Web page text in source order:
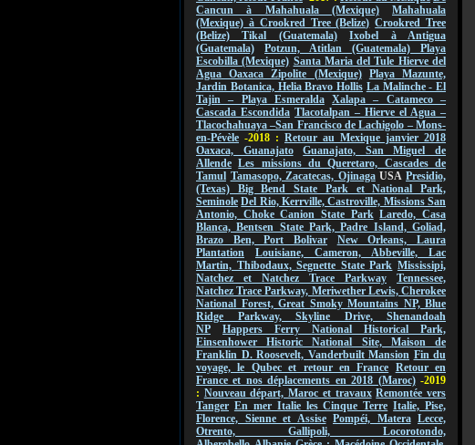
Cancun à Mahahuala (Mexique)
Mahahuala
(Mexique) à Crookred Tree (Belize) Crookred Tree
(Belize) Tikal (Guatemala)
Ixobel à Antigua
(Guatemala)
Potzun, Atitlan (Guatemala) Playa
Escobilla (Mexique) Santa Maria del Tule Hierve del
Agua Oaxaca Zipolite (Mexique) Playa Mazunte,
Jardin Botanica, Helia Bravo Hollis La Malinche - El
Tajin – Playa Esmeralda Xalapa – Catameco –
Cascada Escondida Tlacotalpan – Hierve el Agua –
Tlacochahuaya –San Francisco de Lachigolo – Mons-
en-Pévèle -2018 : Retour au Mexique janvier 2018
Oaxaca, Guanajato
Guanajato, San Miguel de
Allende Les missions du Queretaro, Cascades de
Tamul Tamasopo, Zacatecas, OjinagaUSAPresidio,
(Texas) Big Bend State Park et National Park,
Seminole Del Rio, Kerrville, Castroville, Missions San
Antonio, Choke Canion State Park Laredo, Casa
Blanca, Bentsen State Park, Padre Island, Goliad,
Brazo Ben, Port Bolivar
New Orleans, Laura
Plantation
Louisiane, Cameron, Abbeville, Lac
Martin, Thibodaux, Segnette State Park Mississipi,
Natchez et Natchez Trace Parkway
Tennessee,
Natchez Trace Parkway, Meriwether Lewis, Cherokee
National Forest, Great Smoky Mountains NP, Blue
Ridge Parkway, Skyline Drive, Shenandoah
NP
Happers Ferry National Historical Park,
Einsenhower Historic National Site, Maison de
Franklin D. Roosevelt, Vanderbuilt Mansion Fin du
voyage, le Qubec et retour en France Retour en
France et nos déplacements en 2018 (Maroc) -2019
: Nouveau départ, Maroc et travaux Remontée vers
Tanger En mer Italie les Cinque Terre Italie, Pise,
Florence, Sienne et Assise Pompéi, Matera Lecce,
Otrento, Gallipoli, Locorotondo,